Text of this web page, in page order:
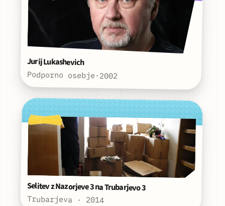
Jurij Lukashevich
Podporno osebje·2002
Selitev z Nazorjeve 3 na Trubarjevo 3
Trubarjeva · 2014